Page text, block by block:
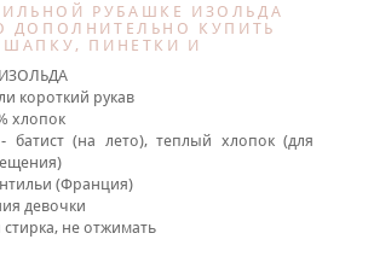
РУБАШКЕ ИЗОЛЬДА
ДОПОЛНИТЕЛЬНО КУПИТЬ
ШАПКУ, ПИНЕТКИ И
ИЗОЛЬДА
короткий рукав
хлопок
- батист (на лето), теплый хлопок (для
(Франция)
девочки
стирка, не отжимать